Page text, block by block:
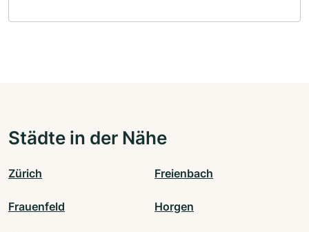
Städte in der Nähe
Zürich Freienbach
Frauenfeld Horgen